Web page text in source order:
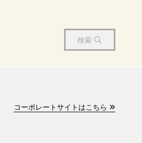
検索
コーポレートサイトはこちら